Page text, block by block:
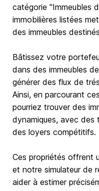
catégorie "Immeubles
immobilières listées
des immeubles
Bâtissez votre
dans des immeubles
générer des flux de
Ainsi, en parcourant
pourriez trouver des
dynamiques, avec
des loyers compétitifs.
Ces propriétés offrent
et notre simulateur de
aider à estimer